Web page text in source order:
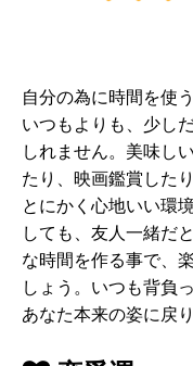
自分の為に時間を使
いつもよりも、少し
しれません。美味し
たり、映画鑑賞した
とにかく心地いい環
しても、友人一緒だ
な時間を作る事で、
しょう。いつも背負
あなた本来の姿に戻